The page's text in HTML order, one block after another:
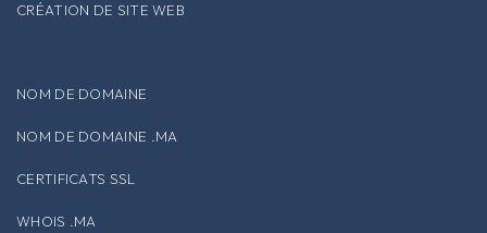
CRÉATION DE SITE WEB
NOM DE DOMAINE
NOM DE DOMAINE .MA
CERTIFICATS SSL
WHOIS .MA